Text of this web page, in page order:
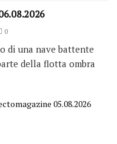
0
di una nave battente
della flotta ombra
05.08.2026